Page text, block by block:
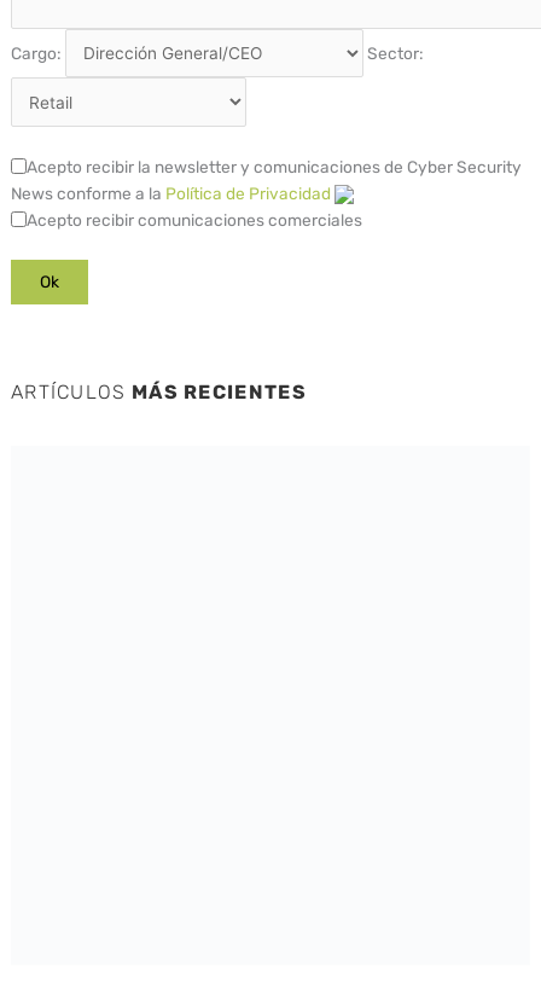
Cargo: Sector:
Acepto recibir la newsletter y comunicaciones de Cyber Security
News conforme a la Política de Privacidad
Acepto recibir comunicaciones comerciales
ARTÍCULOS MÁS RECIENTES